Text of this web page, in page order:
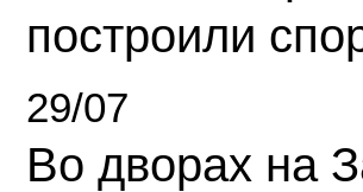
построили
29/07
Во дворах на